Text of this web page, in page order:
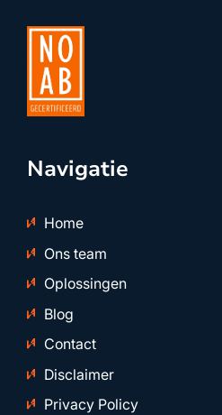
Navigatie
Home
Ons team
Oplossingen
Blog
Contact
Disclaimer
Privacy Policy